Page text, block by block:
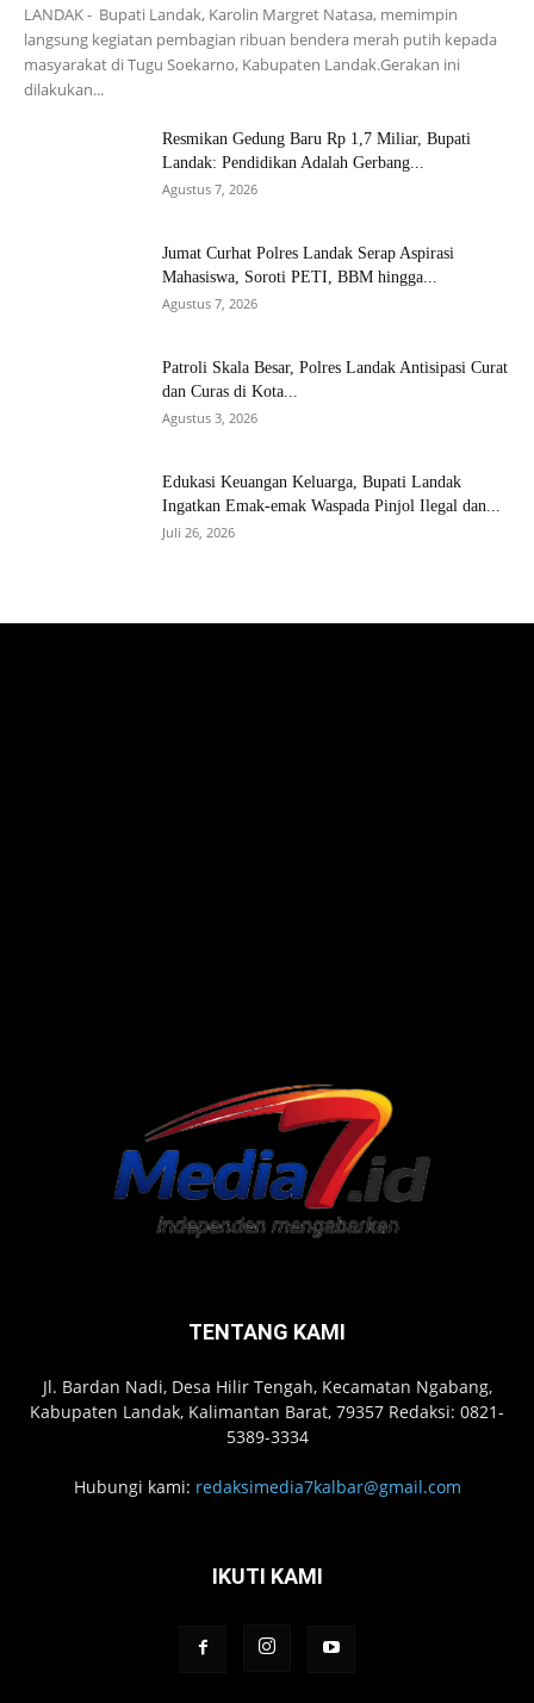
LANDAK - Bupati Landak, Karolin Margret Natasa, memimpin
langsung kegiatan pembagian ribuan bendera merah putih kepada
masyarakat di Tugu Soekarno, Kabupaten Landak.Gerakan ini
dilakukan...
Resmikan Gedung Baru Rp 1,7 Miliar, Bupati
Landak: Pendidikan Adalah Gerbang...
Agustus 7, 2026
Jumat Curhat Polres Landak Serap Aspirasi
Mahasiswa, Soroti PETI, BBM hingga...
Agustus 7, 2026
Patroli Skala Besar, Polres Landak Antisipasi Curat
dan Curas di Kota...
Agustus 3, 2026
Edukasi Keuangan Keluarga, Bupati Landak
Ingatkan Emak-emak Waspada Pinjol Ilegal dan...
Juli 26, 2026
TENTANG KAMI
Jl. Bardan Nadi, Desa Hilir Tengah, Kecamatan Ngabang,
Kabupaten Landak, Kalimantan Barat, 79357 Redaksi: 0821-
5389-3334
Hubungi kami: redaksimedia7kalbar@gmail.com
IKUTI KAMI